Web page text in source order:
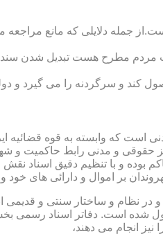
جمله دلایلی که مانع
مردم مطرح هست تبدیل شدن
و سرگردنه را می گیرد و
است که وابسته به قوه
حقوقی و مدنی رابط حاکمیت و
بوده و با تنظیم دقیق اسناد
بر اموال و دارائی های
و در نظام و ساختار سنتی و
شده است. دفاتر اسناد رسمی
انجام می دهند،